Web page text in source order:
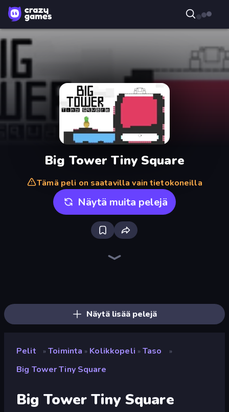
Big Tower Tiny Square
Tämä peli on saatavilla vain tietokoneilla
Näytä muita pelejä
Näytä lisää pelejä
Pelit » Toiminta » Kolikkopeli » Taso »
Big Tower Tiny Square
Big Tower Tiny Square